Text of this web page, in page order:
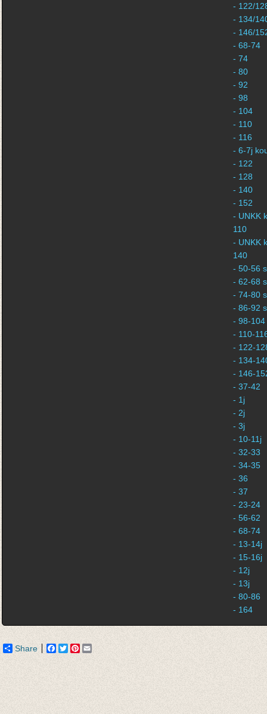
- 122/
- 134/
- 146/
- 68-74
- 74
- 80
- 92
- 98
- 104
- 110
- 116
- 6-7j
- 122
- 128
- 140
- 152
- UNKK
110
- UNKK
140
- 50-56
- 62-68
- 74-80
- 86-92
- 98-104
- 110-
- 122-
- 134-
- 146-
- 37-42
- 1j
- 2j
- 3j
- 10-11j
- 32-33
- 34-35
- 36
- 37
- 23-24
- 56-62
- 68-74
- 13-14j
- 15-16j
- 12j
- 13j
- 80-86
- 164
Share Facebook
TwitterPinterest